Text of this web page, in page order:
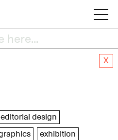
content
X
editorial design
exhibition